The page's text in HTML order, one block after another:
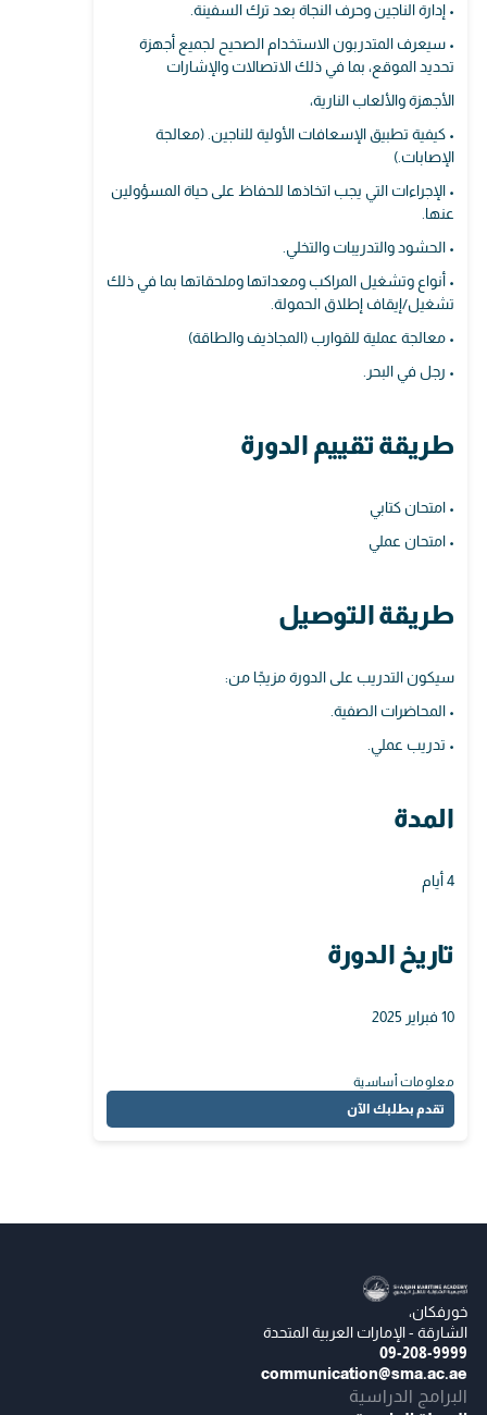
• إدارة الناجين وحرف النجاة بعد ترك السفينة.
• سيعرف المتدربون الاستخدام الصحيح لجميع أجهزة
تحديد الموقع، بما في ذلك الاتصالات والإشارات
الأجهزة والألعاب النارية،
• كيفية تطبيق الإسعافات الأولية للناجين. (معالجة
الإصابات.)
• الإجراءات التي يجب اتخاذها للحفاظ على حياة المسؤولين
عنها.
• الحشود والتدريبات والتخلي.
• أنواع وتشغيل المراكب ومعداتها وملحقاتها بما في ذلك
تشغيل/إيقاف إطلاق الحمولة.
• معالجة عملية للقوارب (المجاذيف والطاقة)
• رجل في البحر.
طريقة تقييم الدورة
• امتحان كتابي
• امتحان عملي
طريقة التوصيل
سيكون التدريب على الدورة مزيجًا من:
• المحاضرات الصفية.
• تدريب عملي.
المدة
4 أيام
تاريخ الدورة
10 فبراير 2025
معلومات أساسية
تقدم بطلبك الآن
خورفكان،
الشارقة - الإمارات العربية المتحدة
09-208-9999
communication@sma.ac.ae
البرامج الدراسية